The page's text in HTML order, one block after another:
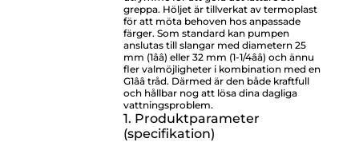
greppa. Höljet är tillverkat av termoplast
för att möta behoven hos anpassade
färger. Som standard kan pumpen
anslutas till slangar med diametern 25
mm (1ââ) eller 32 mm (1-1/4ââ) och ännu
fler valmöjligheter i kombination med en
G1ââ tråd. Därmed är den både kraftfull
och hållbar nog att lösa dina dagliga
vattningsproblem.
1. Produktparameter
(specifikation)